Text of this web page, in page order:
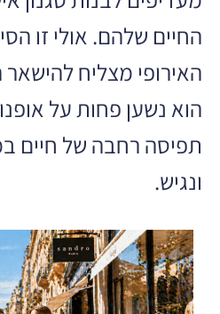
החיים שלהם. אולי זו
האירופי מצליח להישאר
הוא נשען פחות על
תפיסה רחבה של חיים
ונגיש.